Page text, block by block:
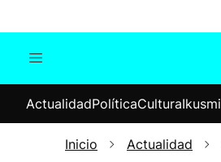
Internacional
ActualidadPolíticaCultura
Inicio Actualidad